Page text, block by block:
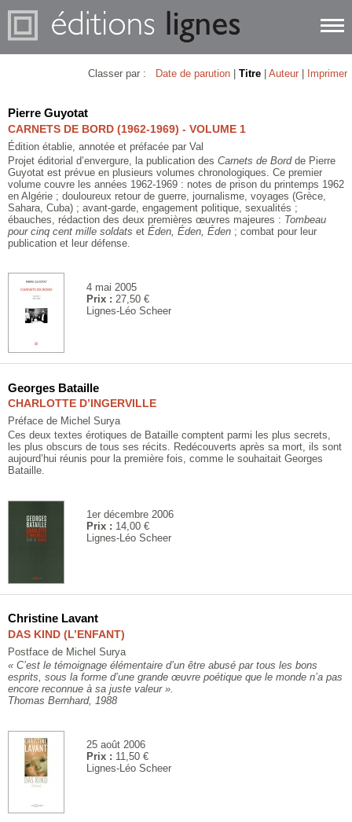
Classer par : Date de parution| Titre| Auteur| Imprimer
4 mai 2005
Prix : 27,50 €
Lignes-Léo Scheer
Pierre Guyotat
CARNETS DE BORD (1962-1969) - VOLUME 1
Édition établie, annotée et préfacée par Val
Projet éditorial d’envergure, la publication des Carnets de Bordde Pierre
Guyotat est prévue en plusieurs volumes chronologiques. Ce premier
volume couvre les années 1962-1969 : notes de prison du printemps 1962
en Algérie ; douloureux retour de guerre, journalisme, voyages (Grèce,
Sahara, Cuba) ; avant-garde, engagement politique, sexualités ;
ébauches, rédaction des deux premières œuvres majeures : Tombeau
pour cinq cent mille soldats et Éden, Éden, Éden ; combat pour leur
publication et leur défense.
1er décembre 2006
Prix : 14,00 €
Lignes-Léo Scheer
Georges Bataille
CHARLOTTE D’INGERVILLE
Préface de Michel Surya
Ces deux textes érotiques de Bataille comptent parmi les plus secrets,
les plus obscurs de tous ses récits. Redécouverts après sa mort, ils sont
aujourd’hui réunis pour la première fois, comme le souhaitait Georges
Bataille.
25 août 2006
Prix : 11,50 €
Lignes-Léo Scheer
Christine Lavant
DAS KIND (L’ENFANT)
Postface de Michel Surya
« C’est le témoignage élémentaire d’un être abusé par tous les bons
esprits, sous la forme d’une grande œuvre poétique que le monde n’a pas
encore reconnue à sa juste valeur ».
Thomas Bernhard, 1988